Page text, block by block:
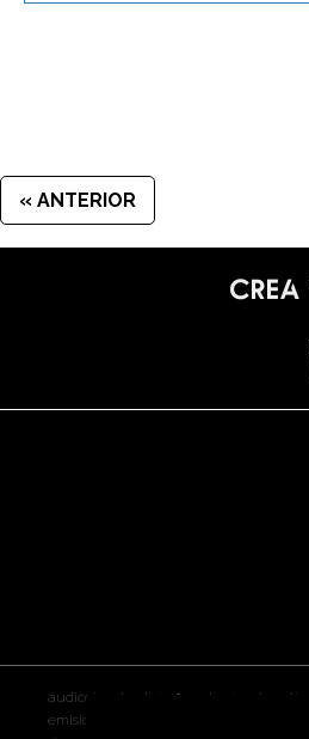
« ANTERIOR
Crea
audiovisual galicia • audiovisual
emisión en streaming galicia